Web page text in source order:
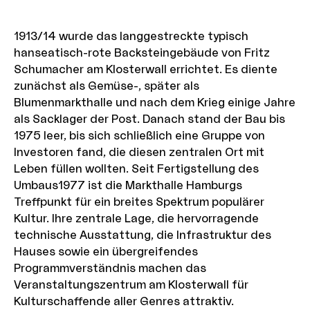
1913/14 wurde das langgestreckte typisch
hanseatisch-rote Backsteingebäude von Fritz
Schumacher am Klosterwall errichtet. Es diente
zunächst als Gemüse-, später als
Blumenmarkthalle und nach dem Krieg einige Jahre
als Sacklager der Post. Danach stand der Bau bis
1975 leer, bis sich schließlich eine Gruppe von
Investoren fand, die diesen zentralen Ort mit
Leben füllen wollten. Seit Fertigstellung des
Umbaus1977 ist die Markthalle Hamburgs
Treffpunkt für ein breites Spektrum populärer
Kultur. Ihre zentrale Lage, die hervorragende
technische Ausstattung, die Infrastruktur des
Hauses sowie ein übergreifendes
Programmverständnis machen das
Veranstaltungszentrum am Klosterwall für
Kulturschaffende aller Genres attraktiv.